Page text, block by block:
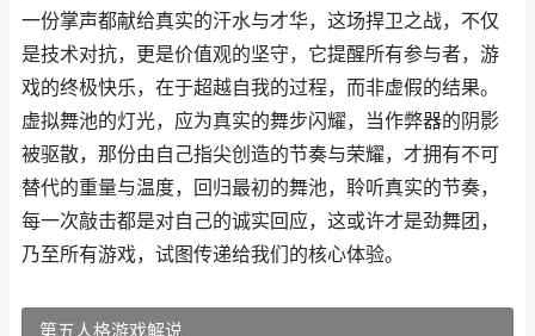
一份掌声都献给真实的汗水与才华，这场捍卫之战，不仅
是技术对抗，更是价值观的坚守，它提醒所有参与者，游
戏的终极快乐，在于超越自我的过程，而非虚假的结果。
虚拟舞池的灯光，应为真实的舞步闪耀，当作弊器的阴影
被驱散，那份由自己指尖创造的节奏与荣耀，才拥有不可
替代的重量与温度，回归最初的舞池，聆听真实的节奏，
每一次敲击都是对自己的诚实回应，这或许才是劲舞团，
乃至所有游戏，试图传递给我们的核心体验。
第五人格游戏解说